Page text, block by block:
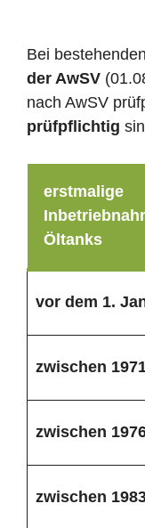
Bei
der AwSV
nach AwSV
prüfpflichtig
erstmalige
Öltanks
vor dem 1.
zwischen
zwischen
zwischen